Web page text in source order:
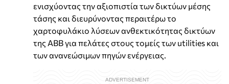
ενισχύοντας την αξιοπιστία των δικτύων μέσης
τάσης και διευρύνοντας περαιτέρω το
χαρτοφυλάκιο λύσεων ανθεκτικότητας δικτύων
της ABB για πελάτες στους τομείς των utilities και
των ανανεώσιμων πηγών ενέργειας.